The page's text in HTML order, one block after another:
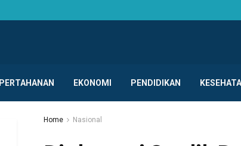
PERTAHANAN EKONOMI PENDIDIKAN
Home Nasional